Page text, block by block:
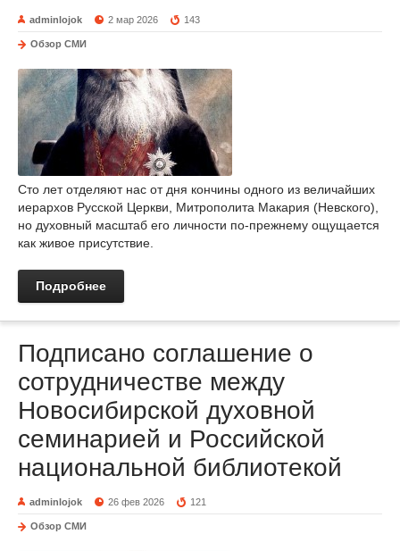
adminlojok 2 мар 2026 143
Обзор СМИ
Сто лет отделяют нас от дня кончины одного из величайших
иерархов Русской Церкви, Митрополита Макария (Невского),
но духовный масштаб его личности по-прежнему ощущается
как живое присутствие.
Подробнее
Подписано соглашение о
сотрудничестве между
Новосибирской духовной
семинарией и Российской
национальной библиотекой
adminlojok 26 фев 2026 121
Обзор СМИ